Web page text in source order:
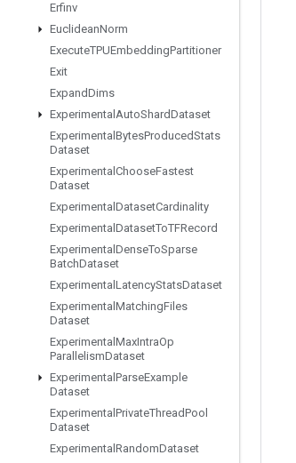
Erfinv
EuclideanNorm
ExecuteTPUEmbeddingPartitioner
Exit
ExpandDims
Experimental AutoShardDataset
Experimental BytesProducedStats
Dataset
Experimental ChooseFastest
Dataset
Experimental DatasetCardinality
Experimental DatasetToTFRecord
Experimental DenseToSparse
BatchDataset
Experimental LatencyStatsDataset
Experimental MatchingFiles
Dataset
Experimental MaxIntraOp
ParallelismDataset
Experimental ParseExample
Dataset
Experimental PrivateThreadPool
Dataset
Experimental RandomDataset